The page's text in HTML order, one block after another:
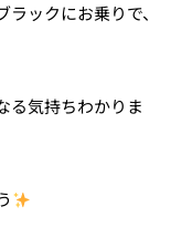
ックにお乗りで、
る気持ちわかりま